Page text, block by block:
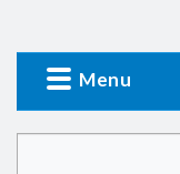
Menu